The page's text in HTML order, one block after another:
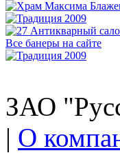
Все банеры на сайте
ЗАО
| О